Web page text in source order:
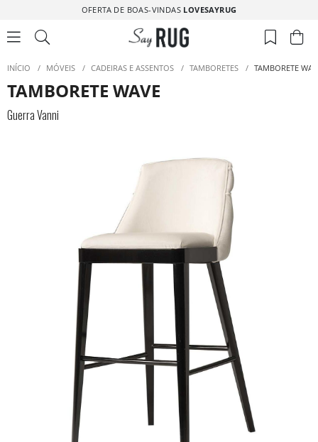
OFERTA DE BOAS-VINDAS LOVESAYRUG
INÍCIO / MÓVEIS / CADEIRAS E ASSENTOS / TAMBORETES / TAMBORETE
TAMBORETE WAVE
Guerra Vanni